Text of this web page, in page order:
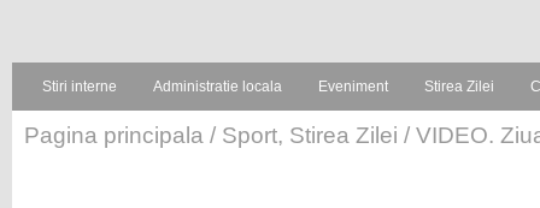
Stiri interne Administratie locala Eveniment Stirea Zilei
Pagina principala / Sport, Stirea Zilei / VIDEO.